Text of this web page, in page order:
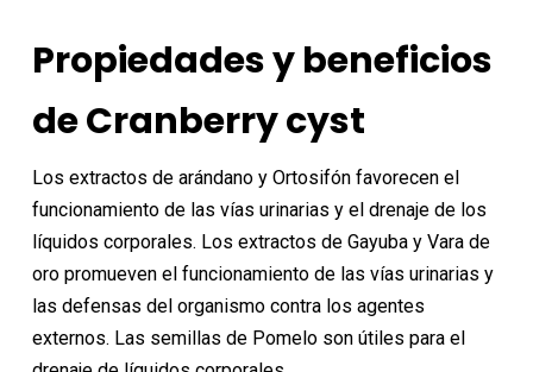
Propiedades y beneficios
de Cranberry cyst
Los extractos de arándano y Ortosifón favorecen el
funcionamiento de las vías urinarias y el drenaje de los
líquidos corporales. Los extractos de Gayuba y Vara de
oro promueven el funcionamiento de las vías urinarias y
las defensas del organismo contra los agentes
externos. Las semillas de Pomelo son útiles para el